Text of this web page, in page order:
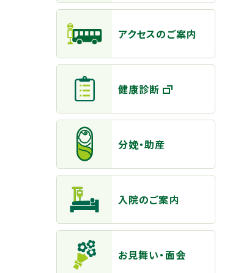
アクセスのご案内
健康診断
分娩・助産
入院のご案内
お見舞い・面会